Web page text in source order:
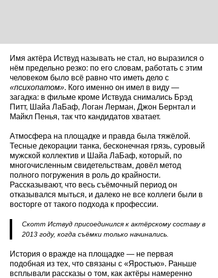
Имя актёра Иствуд называть не стал, но выразился о
нём предельно резко: по его словам, работать с этим
человеком было всё равно что иметь дело с
«психопатом». Кого именно он имел в виду —
загадка: в фильме кроме Иствуда снимались Брэд
Питт, Шайа ЛаБаф, Логан Лерман, Джон Бернтал и
Майкл Пенья, так что кандидатов хватает.
Атмосфера на площадке и правда была тяжёлой.
Тесные декорации танка, бесконечная грязь, суровый
мужской коллектив и Шайа ЛаБаф, который, по
многочисленным свидетельствам, довёл метод
полного погружения в роль до крайности.
Рассказывают, что весь съёмочный период он
отказывался мыться, и далеко не все коллеги были в
восторге от такого подхода к профессии.
Скотт Иствуд присоединился к актёрскому составу в
2013 году, когда съёмки только начинались.
История о вражде на площадке — не первая
подобная из тех, что связаны с «Яростью». Раньше
всплывали рассказы о том, как актёры намеренно